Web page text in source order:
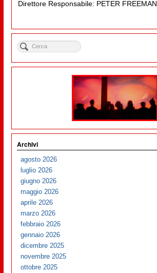
Direttore Responsabile: PETER FREEMAN
Archivi
agosto 2026
luglio 2026
giugno 2026
maggio 2026
aprile 2026
marzo 2026
febbraio 2026
gennaio 2026
dicembre 2025
novembre 2025
ottobre 2025